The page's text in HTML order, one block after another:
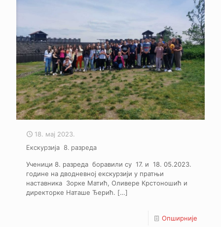
18. мај 2023.
Екскурзија 8. разреда
Ученици 8. разреда боравили су 17. и 18. 05.2023.
године на дводневној екскурзији у пратњи
наставника Зорке Матић, Оливере Крстоношић и
директорке Наташе Ђерић. […]
Опширније